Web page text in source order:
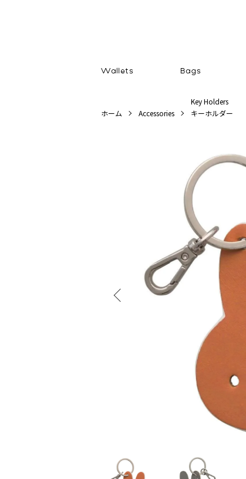
ホーム Accessories
Key Holders
キーホルダー